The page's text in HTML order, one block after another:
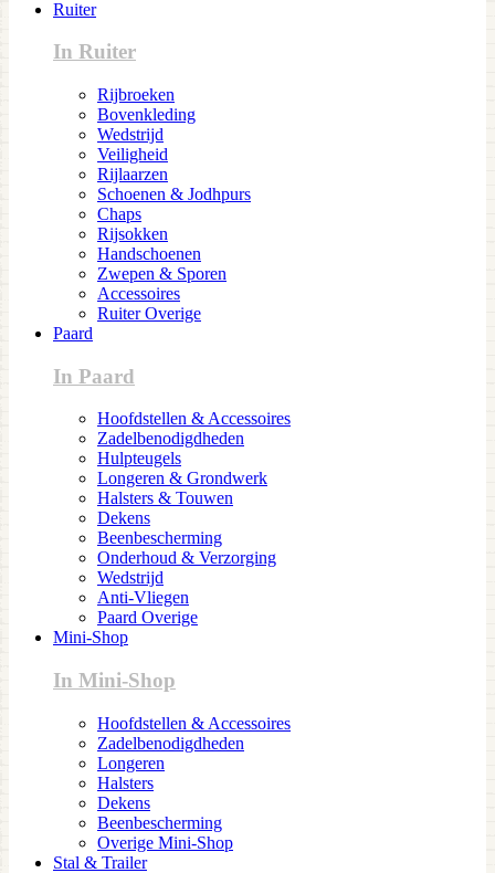
Ruiter
In Ruiter
Rijbroeken
Bovenkleding
Wedstrijd
Veiligheid
Rijlaarzen
Schoenen & Jodhpurs
Chaps
Rijsokken
Handschoenen
Zwepen & Sporen
Accessoires
Ruiter Overige
Paard
In Paard
Hoofdstellen & Accessoires
Zadelbenodigdheden
Hulpteugels
Longeren & Grondwerk
Halsters & Touwen
Dekens
Beenbescherming
Onderhoud & Verzorging
Wedstrijd
Anti-Vliegen
Paard Overige
Mini-Shop
In Mini-Shop
Hoofdstellen & Accessoires
Zadelbenodigdheden
Longeren
Halsters
Dekens
Beenbescherming
Overige Mini-Shop
Stal & Trailer